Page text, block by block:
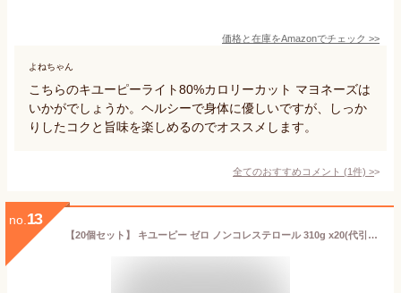
価格と在庫をAmazonでチェック >>
よねちゃん
こちらのキユーピーライト80%カロリーカット マヨネーズは
いかがでしょうか。ヘルシーで身体に優しいですが、しっか
りしたコクと旨味を楽しめるのでオススメします。
全てのおすすめコメント (1件) >
no. 13
【20個セット】 キユーピー ゼロ ノンコレステロール 310g x20(代引不可)【送料無料】